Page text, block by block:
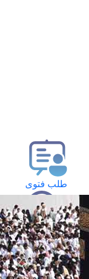
طلب فتوى
استعلام عن فتوى